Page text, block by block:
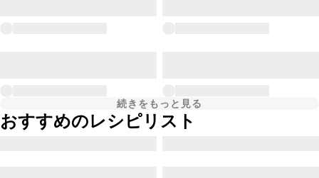
続きをもっと見る
おすすめのレシピリスト